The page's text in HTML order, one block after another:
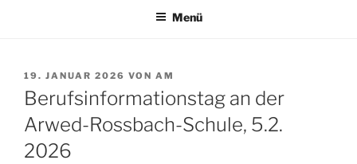
Menü
VERÖFFENTLICHT
AM
19. JANUAR 2026 VON AM
Berufsinformationstag an der
Arwed-Rossbach-Schule, 5.2.
2026